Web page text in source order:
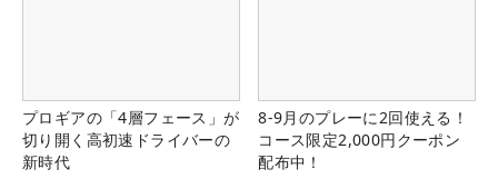
プロギアの「4層フェース」が
切り開く高初速ドライバーの
新時代
8-9月のプレーに2回使える！
コース限定2,000円クーポン
配布中！